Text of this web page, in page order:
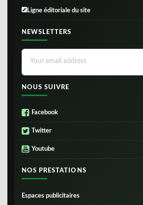
Ligne éditoriale du site
NEWSLETTERS
NOUS SUIVRE
Facebook
Twitter
Youtube
NOS PRESTATIONS
Espaces publicitaires